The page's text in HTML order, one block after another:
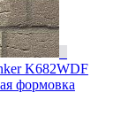
K682WDF
формовка